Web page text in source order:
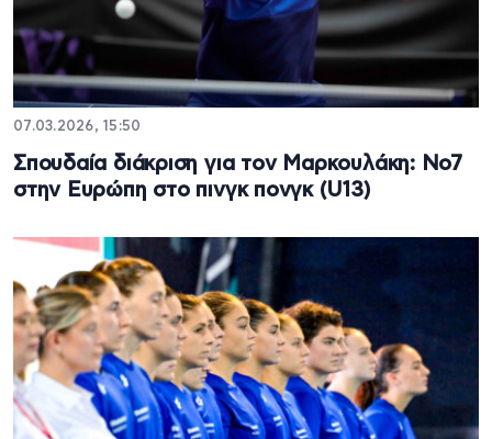
07.03.2026, 15:50
Σπουδαία διάκριση για τον Μαρκουλάκη: Νο7
στην Ευρώπη στο πινγκ πονγκ (U13)